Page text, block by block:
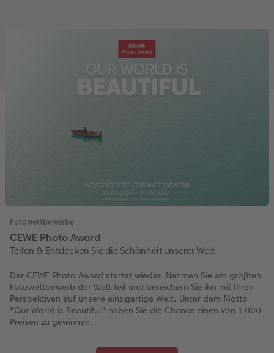
Fotowettbewerbe
CEWE Photo Award
Teilen & Entdecken Sie die Schönheit unserer Welt
Der CEWE Photo Award startet wieder. Nehmen Sie am größten
Fotowettbewerb der Welt teil und bereichern Sie ihn mit Ihren
Perspektiven auf unsere einzigartige Welt. Unter dem Motto
"Our World is Beautiful" haben Sie die Chance einen von 1.000
Preisen zu gewinnen.